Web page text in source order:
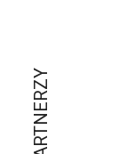
PARTNERZY